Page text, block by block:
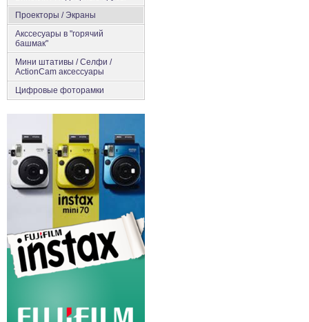
Проекторы / Экраны
Акссесуары в "горячий
башмак"
Мини штативы / Селфи /
ActionCam аксессуары
Цифровые фоторамки